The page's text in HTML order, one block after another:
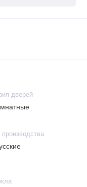
дверей
производства